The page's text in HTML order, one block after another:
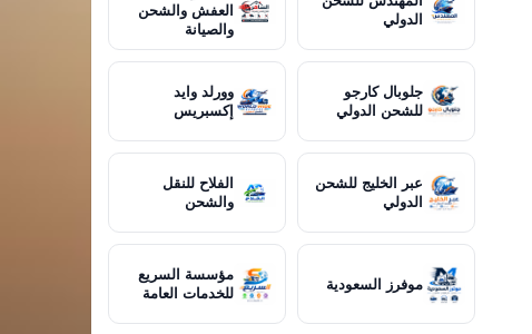
الدولي
العفش والشحن
والصيانة
جلوبال كارجو
للشحن الدولي
وورلد وايد
إكسبريس
عبر الخليج للشحن
الدولي
الفلاح للنقل
والشحن
موفرز السعودية
مؤسسة السريع
للخدمات العامة